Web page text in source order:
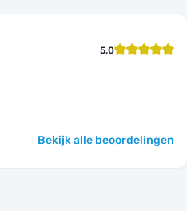
5.0
Bekijk alle beoordelingen